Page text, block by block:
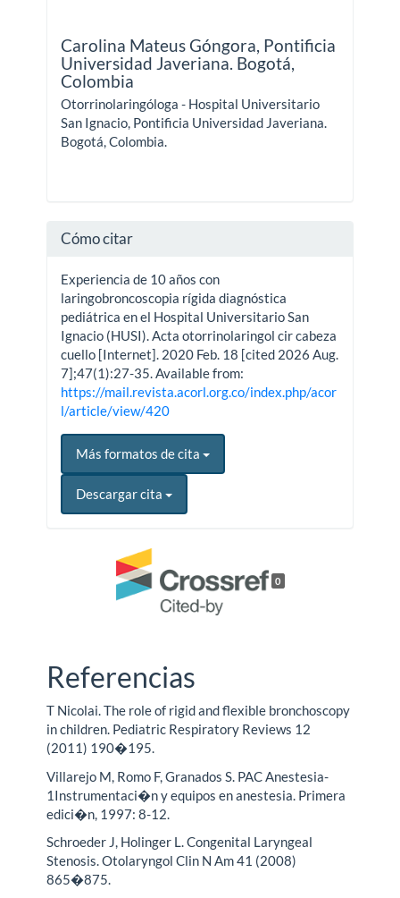
Carolina Mateus Góngora, Pontificia
Universidad Javeriana. Bogotá,
Colombia
Otorrinolaringóloga - Hospital Universitario
San Ignacio, Pontificia Universidad Javeriana.
Bogotá, Colombia.
Cómo citar
Experiencia de 10 años con
laringobroncoscopia rígida diagnóstica
pediátrica en el Hospital Universitario San
Ignacio (HUSI). Acta otorrinolaringol cir cabeza
cuello [Internet]. 2020 Feb. 18 [cited 2026 Aug.
7];47(1):27-35. Available from:
https://mail.revista.acorl.org.co/index.php/acor
l/article/view/420
Más formatos de cita
Descargar cita
0
Referencias
T Nicolai. The role of rigid and flexible bronchoscopy
in children. Pediatric Respiratory Reviews 12
(2011) 190�195.
Villarejo M, Romo F, Granados S. PAC Anestesia-
1Instrumentaci�n y equipos en anestesia. Primera
edici�n, 1997: 8-12.
Schroeder J, Holinger L. Congenital Laryngeal
Stenosis. Otolaryngol Clin N Am 41 (2008)
865�875.